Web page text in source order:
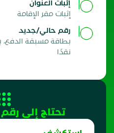
إثبات العنوان
إثبات مقر الإقامة
رقم حالي/جديد
بطاقة مسبقة الدفع،
نقدًا
تحتاج إلى